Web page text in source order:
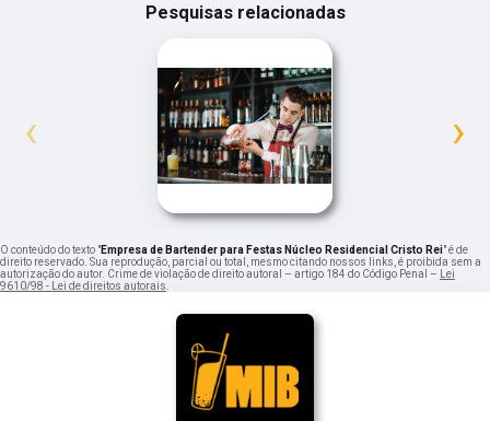
Pesquisas relacionadas
‹ ›
O conteúdo do texto "Empresa de Bartender para Festas Núcleo Residencial Cristo Rei" é de
direito reservado. Sua reprodução, parcial ou total, mesmo citando nossos links, é proibida sem a
autorização do autor. Crime de violação de direito autoral – artigo 184 do Código Penal –
Lei
9610/98 - Lei de direitos autorais